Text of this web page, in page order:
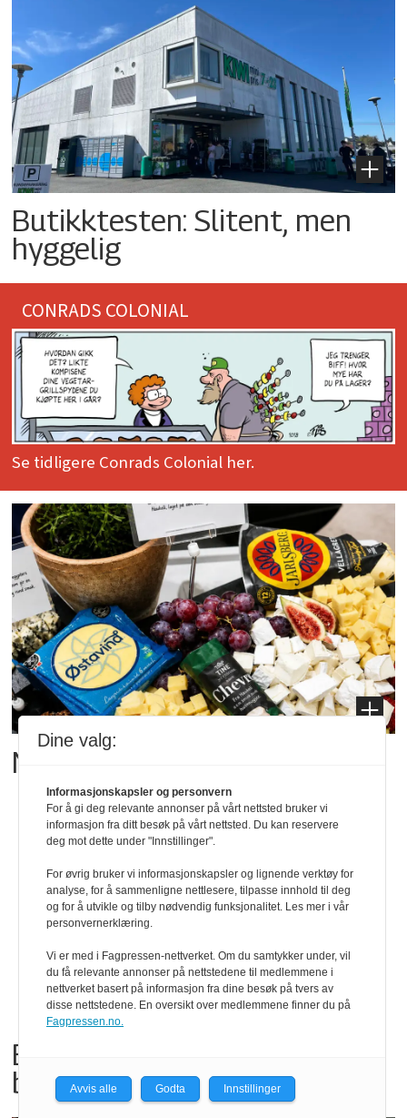
Butikktesten: Slitent, men
hyggelig
CONRADS COLONIAL
Se tidligere Conrads Colonial her.
Matgledefinalistene er klare
Bama tilbakekaller
babyspinat og babyleaf mix
Dine valg:
Informasjonskapsler og personvern
For å gi deg relevante annonser på vårt nettsted bruker vi
informasjon fra ditt besøk på vårt nettsted. Du kan reservere
deg mot dette under "Innstillinger".
For øvrig bruker vi informasjonskapsler og lignende verktøy for
analyse, for å sammenligne nettlesere, tilpasse innhold til deg
og for å utvikle og tilby nødvendig funksjonalitet. Les mer i vår
personvernerklæring.
Vi er med i Fagpressen-nettverket. Om du samtykker under, vil
du få relevante annonser på nettstedene til medlemmene i
nettverket basert på informasjon fra dine besøk på tvers av
disse nettstedene. En oversikt over medlemmene finner du på
Fagpressen.no.
Avvis alle Godta Innstillinger